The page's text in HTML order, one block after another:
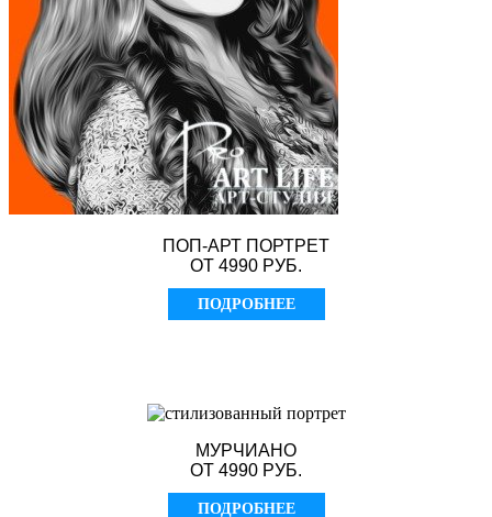
ПОП-АРТ ПОРТРЕТ
ОТ 4990 РУБ.
ПОДРОБНЕЕ
МУРЧИАНО
ОТ 4990 РУБ.
ПОДРОБНЕЕ